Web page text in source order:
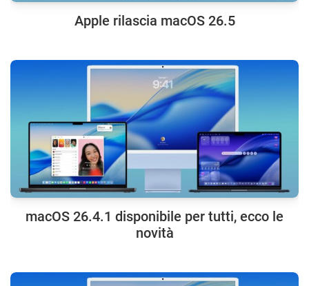
Apple rilascia macOS 26.5
macOS 26.4.1 disponibile per tutti, ecco le
novità